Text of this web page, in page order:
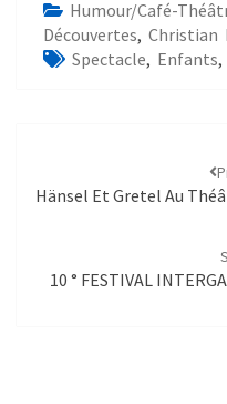
Humour/Café-
Découvertes, Christian
Spectacle, Enfants,
Hänsel Et Gretel Au
10 ° FESTIVAL